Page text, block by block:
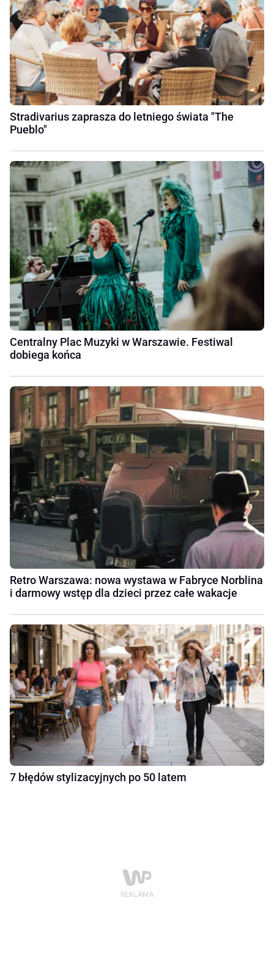
Stradivarius zaprasza do letniego świata "The
Pueblo"
Centralny Plac Muzyki w Warszawie. Festiwal
dobiega końca
Retro Warszawa: nowa wystawa w Fabryce Norblina
i darmowy wstęp dla dzieci przez całe wakacje
7 błędów stylizacyjnych po 50 latem